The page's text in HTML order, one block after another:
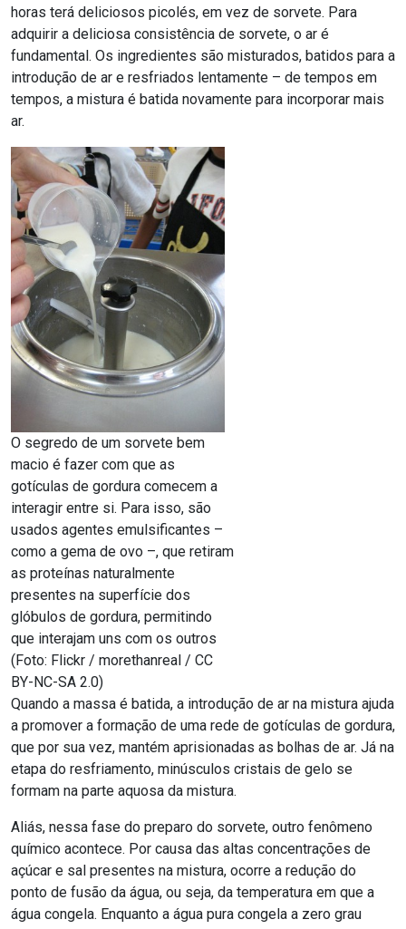
horas terá deliciosos picolés, em vez de sorvete. Para
adquirir a deliciosa consistência de sorvete, o ar é
fundamental. Os ingredientes são misturados, batidos para a
introdução de ar e resfriados lentamente – de tempos em
tempos, a mistura é batida novamente para incorporar mais
ar.
O segredo de um sorvete bem
macio é fazer com que as
gotículas de gordura comecem a
interagir entre si. Para isso, são
usados agentes emulsificantes –
como a gema de ovo –, que retiram
as proteínas naturalmente
presentes na superfície dos
glóbulos de gordura, permitindo
que interajam uns com os outros
(Foto: Flickr / morethanreal / CC
BY-NC-SA 2.0)
Quando a massa é batida, a introdução de ar na mistura ajuda
a promover a formação de uma rede de gotículas de gordura,
que por sua vez, mantém aprisionadas as bolhas de ar. Já na
etapa do resfriamento, minúsculos cristais de gelo se
formam na parte aquosa da mistura.
Aliás, nessa fase do preparo do sorvete, outro fenômeno
químico acontece. Por causa das altas concentrações de
açúcar e sal presentes na mistura, ocorre a redução do
ponto de fusão da água, ou seja, da temperatura em que a
água congela. Enquanto a água pura congela a zero grau